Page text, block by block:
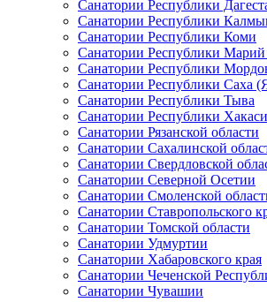
Санатории Республики
Санатории Республики
Санатории Республики Коми
Санатории Республики
Санатории Республики
Санатории Республики Саха
Санатории Республики Тыва
Санатории Республики
Санатории Рязанской области
Санатории Сахалинской
Санатории Свердловской
Санатории Северной Осетии
Санатории Смоленской
Санатории Ставропольского
Санатории Томской области
Санатории Удмуртии
Санатории Хабаровского края
Санатории Чеченской
Санатории Чувашии